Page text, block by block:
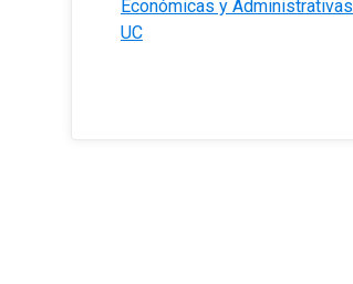
Económicas y Administrativas
UC